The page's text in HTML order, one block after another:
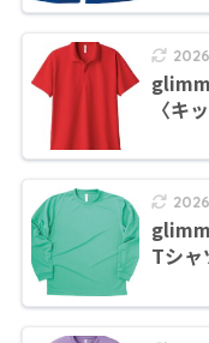
〈キ
Tシャ